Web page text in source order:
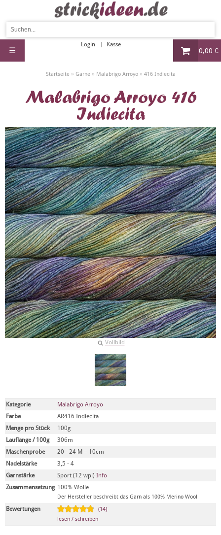
0,00 €
Login Kasse
☰
Startseite» Garne» Malabrigo Arroyo» 416 Indiecita
Malabrigo Arroyo 416
Indiecita
Vollbild
Kategorie
Malabrigo Arroyo
Farbe
AR416 Indiecita
Menge pro Stück
100g
Lauflänge / 100g
306m
Maschenprobe
20 - 24 M = 10cm
Nadelstärke
3,5 - 4
Garnstärke
Sport (12 wpi) Info
Zusammensetzung 100% Wolle
Der Hersteller beschreibt das Garn als 100% Merino Wool
Bewertungen
(14)
lesen / schreiben